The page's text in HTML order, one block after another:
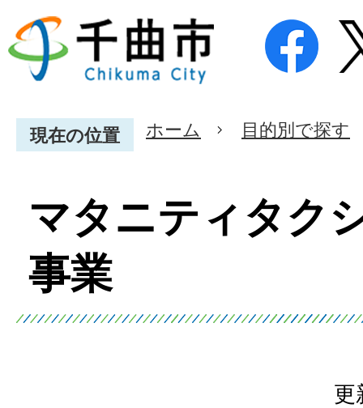
現在の位置 ホーム 目的別で探す
マタニティタク
事業
更